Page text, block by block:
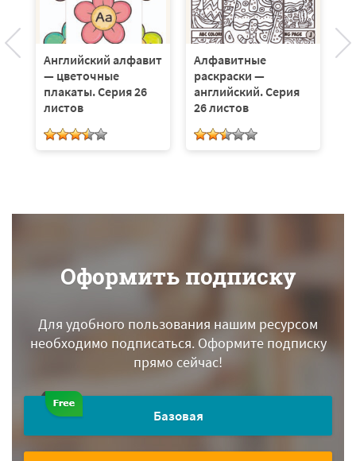
Английский алфавит
— цветочные
плакаты. Серия 26
листов
Алфавитные
раскраски —
английский. Серия
26 листов
Оформить подписку
Для удобного пользования нашим ресурсом
необходимо подписаться.Оформите подписку
прямо сейчас!
Базовая